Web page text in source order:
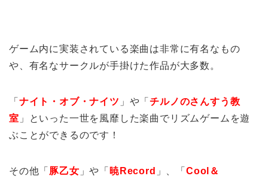
ゲーム内に実装されている楽曲は非常に有名なもの
や、有名なサークルが手掛けた作品が大多数。
「 ナイト・オブ・ナイツ 」や「チルノのさんすう教
室 」といった一世を風靡した楽曲でリズムゲームを遊
ぶことができるのです！
その他「 豚乙女 」や「 暁Record 」、「Cool＆